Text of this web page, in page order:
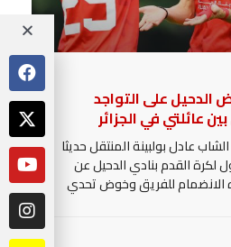
الدحيل على التواجد
عائلتي في الجزائر
عادل بولبينة المنتقل حديثا
لكرة القدم بنادي الدحيل عن
الانضمام للفريق وخوض تحدي